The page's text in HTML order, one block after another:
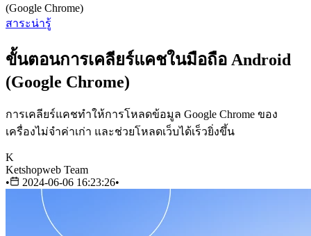
(Google Chrome)
สาระน่ารู้
ขั้นตอนการเคลียร์แคชในมือถือ Android
(Google Chrome)
การเคลียร์แคชทำให้การโหลดข้อมูล Google Chrome ของ
เครื่องไม่จำค่าเก่า และช่วยโหลดเว็บได้เร็วยิ่งขึ้น
K
Ketshopweb Team
•
2024-06-06 16:23:26•